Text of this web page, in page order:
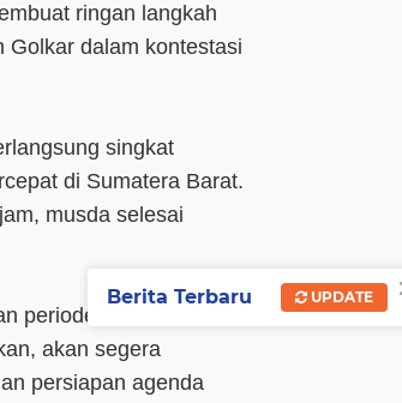
ringan langkah
Golkar dalam kontestasi
singkat
di Sumatera Barat.
musda selesai
periode 2017-2020
akan segera
persiapan agenda
Berita Terbaru UPDATE